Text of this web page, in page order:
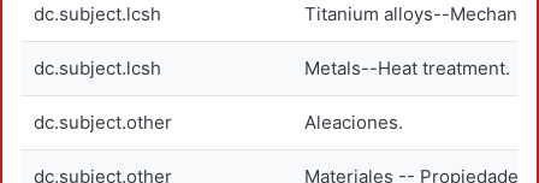
dc.subject.lcsh Titanium alloys--
dc.subject.lcsh Metals--Heat treatment.
dc.subject.other Aleaciones.
dc.subject.other Materiales -- Propiedades